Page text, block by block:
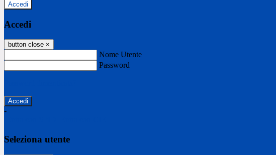
Accedi
Accedi
button close ×
Nome Utente
Password
-
Seleziona utente